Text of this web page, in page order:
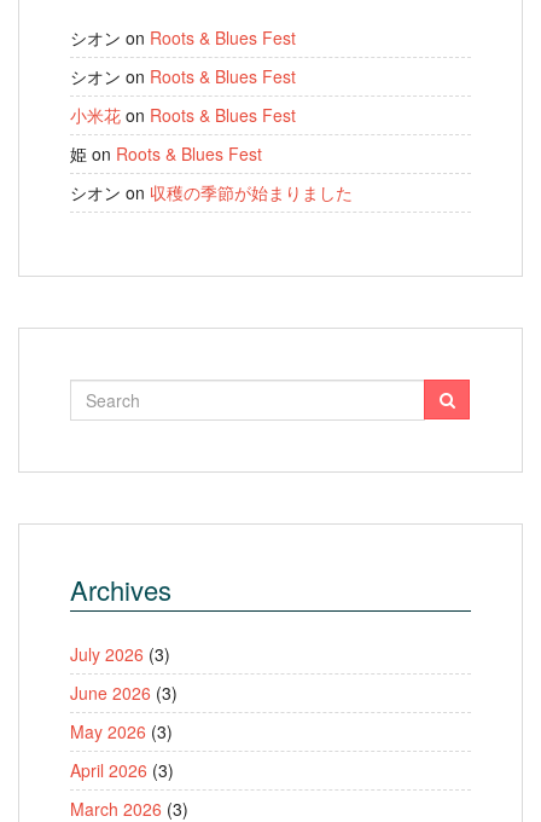
シオン on Roots & Blues Fest
シオン on Roots & Blues Fest
小米花 on Roots & Blues Fest
姫 on Roots & Blues Fest
シオン on 収穫の季節が始まりました
Archives
July 2026 (3)
June 2026 (3)
May 2026 (3)
April 2026 (3)
March 2026 (3)